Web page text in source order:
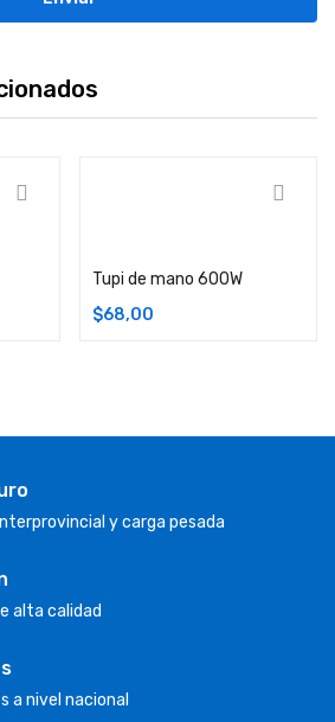
Tupi de mano 600W
$68,00
y carga pesada
alta calidad
a nivel nacional